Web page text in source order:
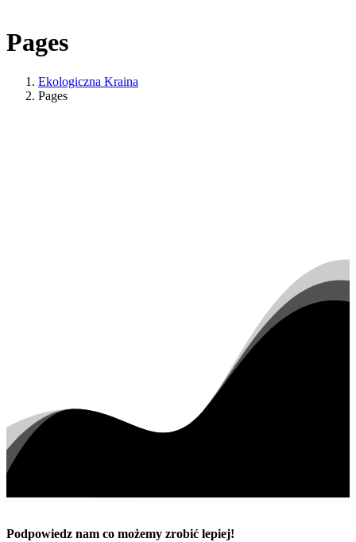
Pages
Ekologiczna Kraina
Pages
Podpowiedz nam co możemy zrobić lepiej!